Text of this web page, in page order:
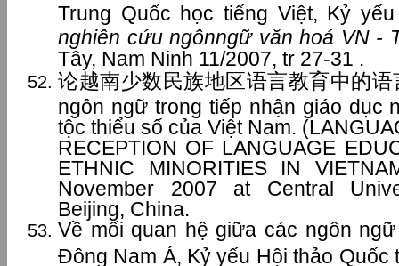
Trung Quốc học tiếng Việt, Kỷ
nghiên cứu ngônngữ văn hoá VN -
Tây, Nam Ninh 11/2007, tr 27-31 .
论越南少数民族地区语言教育中的
ngôn ngữ trong tiếp nhận giáo dục
tộc thiểu số của Việt Nam.
RECEPTION OF LANGUAGE
ETHNIC MINORITIES IN
November 2007 at Central
Beijing, China.
Về mối quan hệ giữa các ngôn
Đông Nam Á, Kỷ yếu Hội thảo Quốc